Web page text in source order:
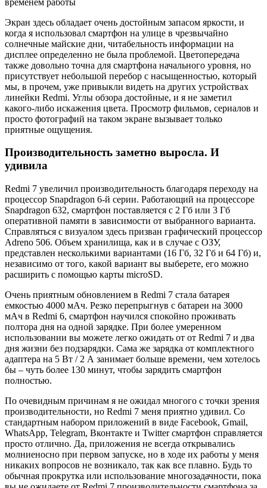
Экран здесь обладает очень достойным запасом яркости, и
когда я использовал смартфон на улице в чрезвычайно
солнечные майские дни, читабельность информации на
дисплее определенно не была проблемой. Цветопередача
также довольно точна для смартфона начального уровня, но
присутствует небольшой перебор с насыщенностью, который
мы, в прочем, уже привыкли видеть на других устройствах
линейки Redmi. Углы обзора достойные, и я не заметил
какого-либо искажения цвета. Просмотр фильмов, сериалов и
просто фотографий на таком экране вызывает только
приятные ощущения.
Производительность заметно выросла. И
удивила
Redmi 7 увеличил производительность благодаря переходу на
процессор Snapdragon 6-й серии. Работающий на процессоре
Snapdragon 632, смартфон поставляется с 2 Гб или 3 Гб
оперативной памяти в зависимости от выбранного варианта.
Справляться с визуалом здесь призван графический процессор
Adreno 506. Объем хранилища, как и в случае с ОЗУ,
представлен несколькими вариантами (16 Гб, 32 Гб и 64 Гб) и,
независимо от того, какой вариант вы выберете, его можно
расширить с помощью карты microSD.
Очень приятным обновлением в Redmi 7 стала батарея
емкостью 4000 мАч. Резко перепрыгнув с батареи на 3000
мАч в Redmi 6, смартфон научился спокойно проживать
полтора дня на одной зарядке. При более умеренном
использовании вы можете легко ожидать от от Redmi 7 и два
дня жизни без подзарядки. Сама же зарядка от комплектного
адаптера на 5 Вт / 2 А занимает больше времени, чем хотелось
бы – чуть более 130 минут, чтобы зарядить смартфон
полностью.
По очевидным причинам я не ожидал многого с точки зрения
производительности, но Redmi 7 меня приятно удивил. Со
стандартным набором приложений в виде Facebook, Gmail,
WhatsАpp, Telegram, Вконтакте и Twitter смартфон справляется
просто отлично. Да, приложения не всегда открывались
молниеносно при первом запуске, но в ходе их работы у меня
никаких вопросов не возникало, так как все плавно. Будь то
обычная прокрутка или использование многозадачности, пока